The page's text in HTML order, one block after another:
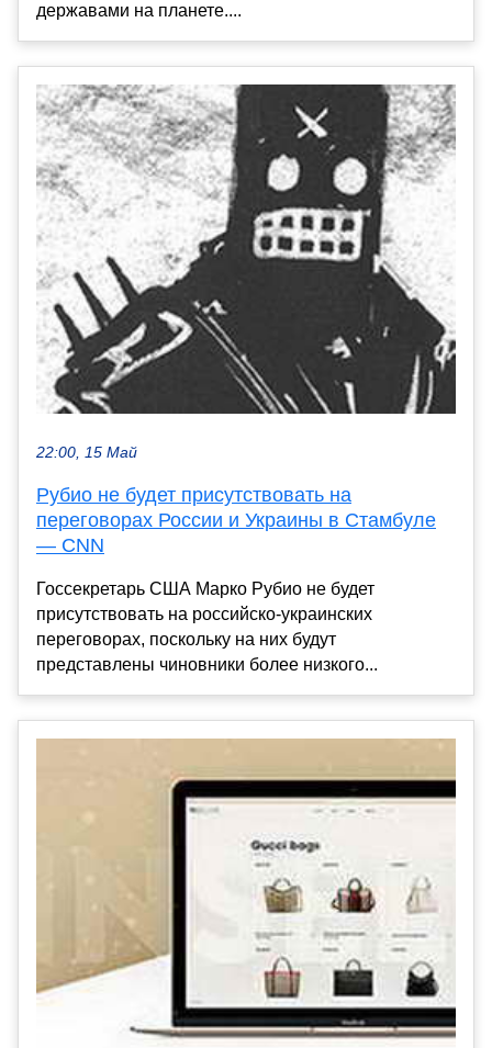
державами на планете....
22:00, 15 Май
Рубио не будет присутствовать на
переговорах России и Украины в Стамбуле
— CNN
Госсекретарь США Марко Рубио не будет
присутствовать на российско-украинских
переговорах, поскольку на них будут
представлены чиновники более низкого...